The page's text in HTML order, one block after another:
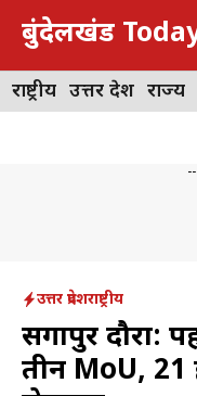
Skip
content
बुंदेलखंड
राष्ट्रीय उत्तर प्रदेश राज्य
उत्तर प्रदेशराष्ट्रीय
सिंगापुर दौरा:
तीन MoU,